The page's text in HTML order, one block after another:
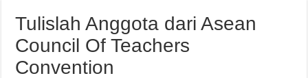
Tulislah Anggota dari Asean
Council Of Teachers
Convention